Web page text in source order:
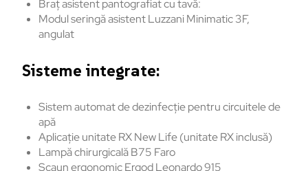
Braț asistent pantografiat cu tavă:
Modul seringă asistent Luzzani Minimatic 3F,
angulat
Sisteme integrate:
Sistem automat de dezinfecție pentru circuitele de
apă
Aplicație unitate RX New Life (unitate RX inclusă)
Lampă chirurgicală B75 Faro
Scaun ergonomic Ergod Leonardo 915